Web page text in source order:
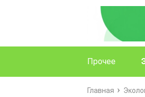
Прочее
Главная